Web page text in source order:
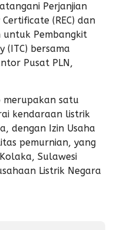
Perjanjian
(REC) dan
untuk Pembangkit
(ITC) bersama
Pusat PLN,
merupakan satu
kendaraan listrik
dengan Izin Usaha
pemurnian, yang
Sulawesi
Listrik Negara